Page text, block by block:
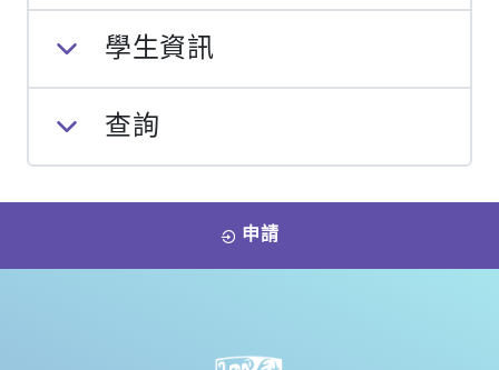
學生資訊
查詢
申請